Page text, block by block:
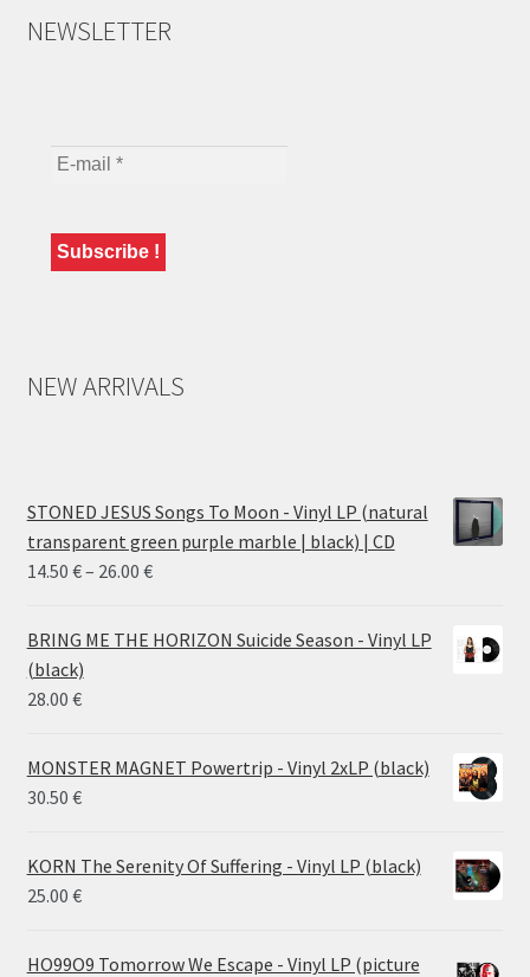
NEWSLETTER
NEW ARRIVALS
STONED JESUS Songs To Moon - Vinyl LP (natural
transparent green purple marble | black) | CD
14.50 €– 26.00 €Price
14.50 €
BRING ME THE HORIZON Suicide Season - Vinyl LP
(black)
28.00 €
MONSTER MAGNET Powertrip - Vinyl 2xLP (black)
30.50 €
KORN The Serenity Of Suffering - Vinyl LP (black)
25.00 €
HO99O9 Tomorrow We Escape - Vinyl LP (picture